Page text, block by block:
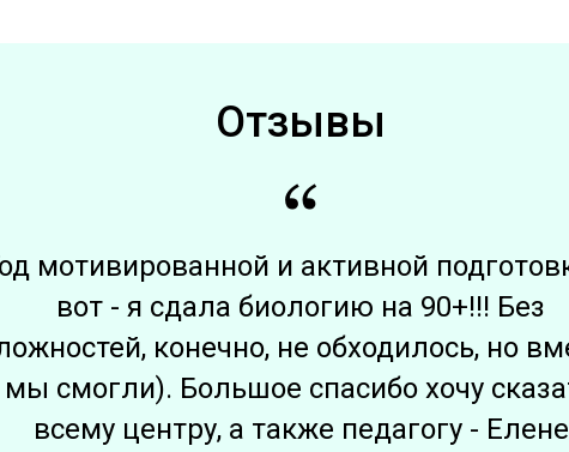
Отзывы
мотивированной и активной
вот - я сдала биологию на 90+!!! Без
конечно, не обходилось, но
мы смогли). Большое спасибо хочу
всему центру, а также педагогу - Елене